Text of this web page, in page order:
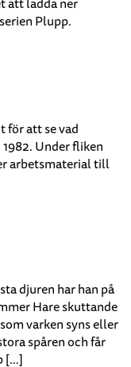
att ladda ner
Plupp.
för att se vad
Under fliken
arbetsmaterial till
djuren har han på
Hare skuttande
varken syns eller
spåren och får
[…]